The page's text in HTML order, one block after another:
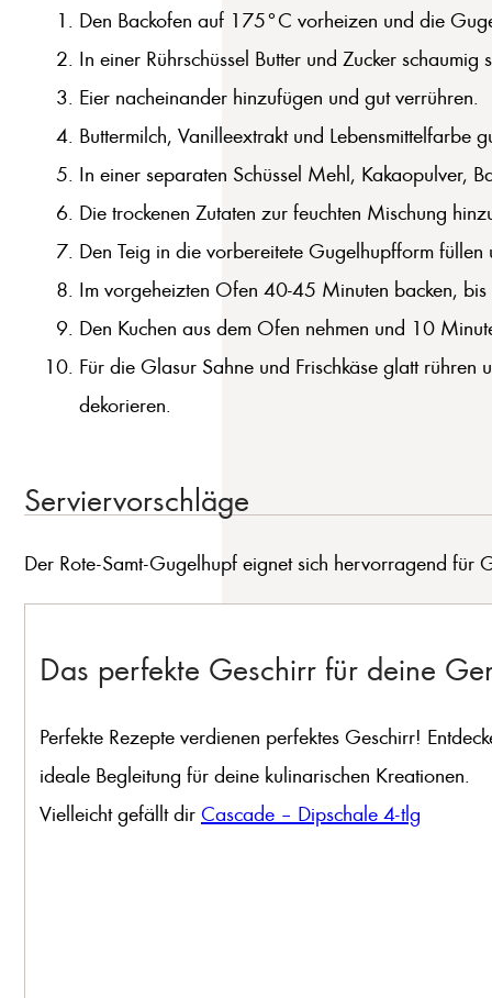
Den Backofen auf 175°C vorheizen und die
In einer Rührschüssel Butter und Zucker
Eier nacheinander hinzufügen und gut verrühren.
Buttermilch, Vanilleextrakt und Lebensmittelfarbe
In einer separaten Schüssel Mehl, Kakaopulver,
Die trockenen Zutaten zur feuchten Mischung
Den Teig in die vorbereitete Gugelhupfform füllen
Im vorgeheizten Ofen 40-45 Minuten backen,
Den Kuchen aus dem Ofen nehmen und 10
Für die Glasur Sahne und Frischkäse glatt
dekorieren.
Serviervorschläge
Der Rote-Samt-Gugelhupf eignet sich hervorragend für
Das perfekte Geschirr für deine
Perfekte Rezepte verdienen perfektes Geschirr!
ideale Begleitung für deine kulinarischen Kreationen.
Vielleicht gefällt dir Cascade – Dipschale 4-tlg